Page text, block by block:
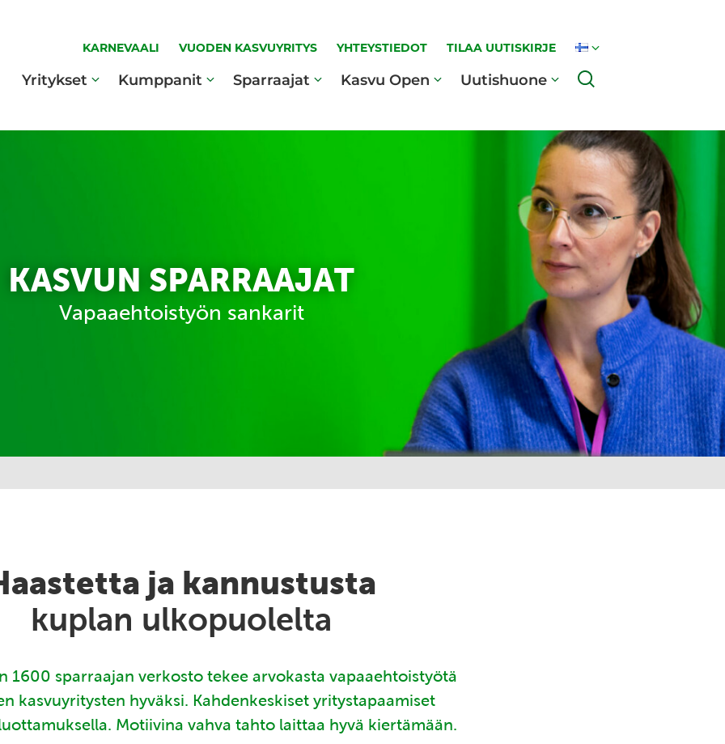
KARNEVAALI VUODEN KASVUYRITYS YHTEYSTIEDOT TILAA UUTISKIRJE
Yritykset Kumppanit Sparraajat Kasvu Open Uutishuone
KASVUN SPARRAAJAT
Vapaaehtoistyön sankarit
ja kannustusta
kuplan ulkopuolelta
1600 sparraajan verkosto tekee arvokasta vapaaehtoistyötä
kasvuyritysten hyväksi. Kahdenkeskiset yritystapaamiset
Motiivina vahva tahto laittaa hyvä kiertämään.